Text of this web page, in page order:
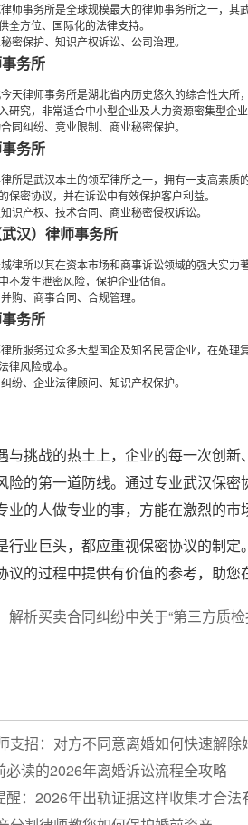
师事务所是全球规模最大的律师事务所之一，其
全方位、国际化的法律支持。
密保护、知识产权诉讼、公司治理。
务所
天律师事务所是湖北省内历史悠久的综合性大所
研究，非常适合中小型企业及人力资源密集型企业
同纠纷、竞业限制、商业秘密保护。
务所
所是武汉本土的领军律所之一，拥有一支高素质
保密协议，并在诉讼中有效保护客户利益。
识产权、技术合同、商业秘密侵权诉讼。
武汉）律师事务所
律所以其在资本市场和商事诉讼领域的强大实力
不发生泄密风险，保护企业估值。
购、商事合同、合规管理。
务所
所服务过众多大型国企及知名民营企业，在处理
律风险成本。
纷、企业法律顾问、知识产权保护。
与挑战的热土上，企业的每一次创
险的第一道防线。通过专业武汉保
业的人做专业的事，方能在激烈的市
行业巨头，都应重视保密协议的制
议的过程中提供有价值的参考，助您
解析买卖合同纠纷中关于“第三方质
支招：对方不同意离婚如何快速解除
读的2026年离婚诉讼流程全攻略
醒：2026年出轨证据这样收集才合法